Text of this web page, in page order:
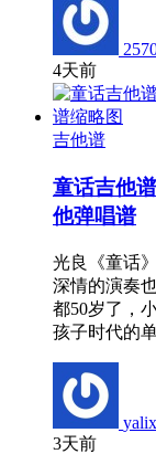
4天前
吉他谱
童话吉他
他弹唱谱
光良《童话
深情的演奏
都50岁了，
孩子时代的
3天前